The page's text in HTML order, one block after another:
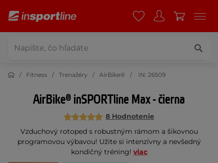
Fitness Trenažéry AirBike® IN: 26509
AirBike® inSPORTline Max - čierna
8 Hodnotenie
Vzduchový rotoped s robustným rámom a šikovnou
programovou výbavou! Užite si intenzívny a nevšedný
kondičný tréning! viac